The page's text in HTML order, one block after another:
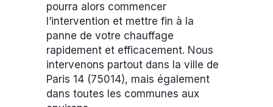
pourra alors commencer
l’intervention et mettre fin à la
panne de votre chauffage
rapidement et efficacement. Nous
intervenons partout dans la ville de
Paris 14 (75014), mais également
dans toutes les communes aux